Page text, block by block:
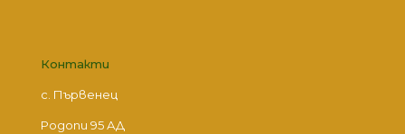
Контакти
с. Първенец
Родопи 95 АД